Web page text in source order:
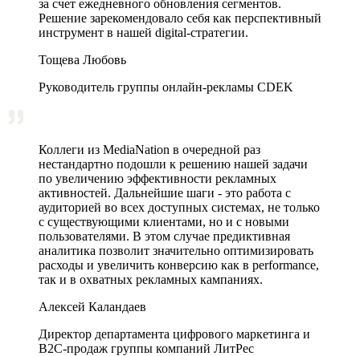
за счет ежедневного обновления сегментов.
Решение зарекомендовало себя как перспективный
инструмент в нашей digital-стратегии.
Тощева Любовь
Руководитель группы онлайн-рекламы CDEK
Коллеги из MediaNation в очередной раз
нестандартно подошли к решению нашей задачи
по увеличению эффективности рекламных
активностей. Дальнейшие шаги - это работа с
аудиторией во всех доступных системах, не только
с существующими клиентами, но и с новыми
пользователями. В этом случае предиктивная
аналитика позволит значительно оптимизировать
расходы и увеличить конверсию как в performance,
так и в охватных рекламных кампаниях.
Алексей Каландаев
Директор департамента цифрового маркетинга и
В2С-продаж группы компаний ЛитРес